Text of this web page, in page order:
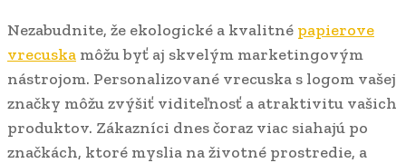
Nezabudnite, že ekologické a kvalitné papierove
vrecuska môžu byť aj skvelým marketingovým
nástrojom. Personalizované vrecuska s logom vašej
značky môžu zvýšiť viditeľnosť a atraktivitu vašich
produktov. Zákazníci dnes čoraz viac siahajú po
značkách, ktoré myslia na životné prostredie, a